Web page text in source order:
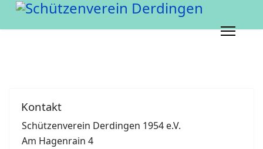
Kontakt
Schützenverein Derdingen 1954 e.V.
Am Hagenrain 4